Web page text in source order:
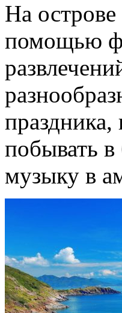
На
помощью
побывать
музыку в